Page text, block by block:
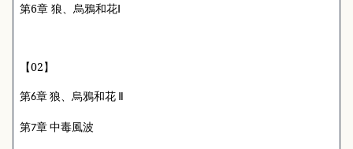
第6章 狼、烏鴉和花Ⅰ
【02】
第6章狼、烏鴉和花
第7章中毒風波